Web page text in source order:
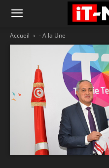
Accueil - A la Une